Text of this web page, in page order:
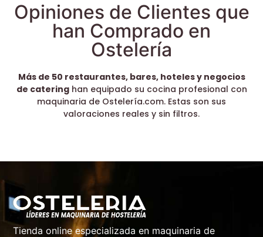
Opiniones de Clientes que
han Comprado en
Ostelería
Más de 50 restaurantes, bares, hoteles y negocios
de cateringhan equipado su cocina profesional con
maquinaria de Ostelería.com. Estas son sus
valoraciones reales y sin filtros.
Tienda online especializada en maquinaria de